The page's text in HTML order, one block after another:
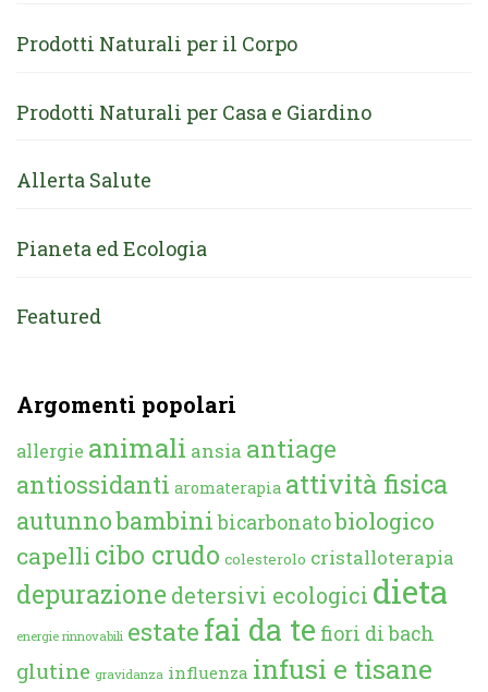
Prodotti Naturali per il Corpo
Prodotti Naturali per Casa e Giardino
Allerta Salute
Pianeta ed Ecologia
Featured
Argomenti popolari
allergie animali ansia antiage
antiossidanti aromaterapia attività fisica
autunnobambini bicarbonatobiologico
capelli cibo crudo colesterolo cristalloterapia
depurazione detersivi ecologici dieta
energie rinnovabili estate fai da te fiori di bach
glutine gravidanza influenza infusi e tisane